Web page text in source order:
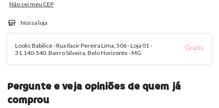
Não sei meu CEP
Nossa loja
Looks Babilice - Rua Ilacir Pereira Lima, 506 - Loja 01 -
31.140-540. Bairro Silveira, Belo Horizonte - MG
Grátis
Pergunte e veja opiniões de quem já
comprou